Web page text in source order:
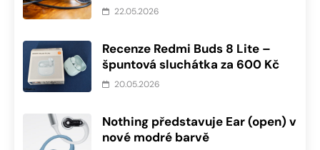
22.05.2026
Recenze Redmi Buds 8 Lite –
špuntová sluchátka za 600 Kč
20.05.2026
Nothing představuje Ear (open) v
nové modré barvě